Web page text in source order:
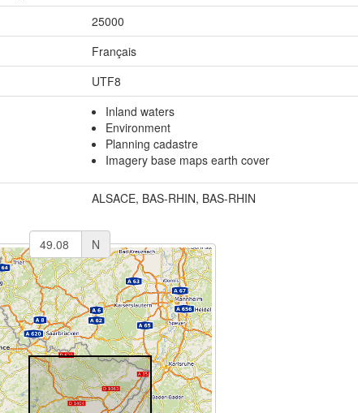
25000
Français
UTF8
Inland waters
Environment
Planning cadastre
Imagery base maps earth cover
ALSACE, BAS-RHIN, BAS-RHIN
N